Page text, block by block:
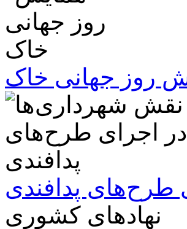
روز جهانی خاک
طرح‌های پدافندی
نهادهای کشوری